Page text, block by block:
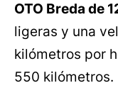
OTO Breda de
ligeras y una
kilómetros por
550 kilómetros.